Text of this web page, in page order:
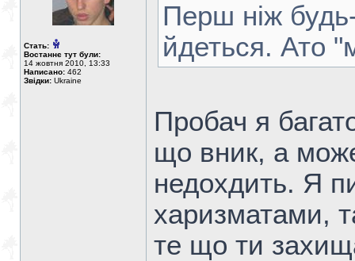
Стать:
Востаннє тут були:
14 жовтня 2010, 13:33
Написано: 462
Звідки: Ukraine
Перш ніж
йдеться. Ато
Пробач я
що вник, а
недохдить. Я
харизматами,
те що ти